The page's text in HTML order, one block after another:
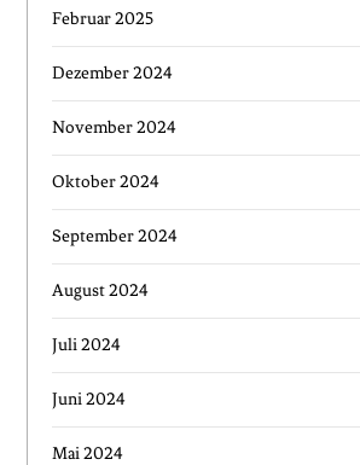
Februar 2025
Dezember 2024
November 2024
Oktober 2024
September 2024
August 2024
Juli 2024
Juni 2024
Mai 2024